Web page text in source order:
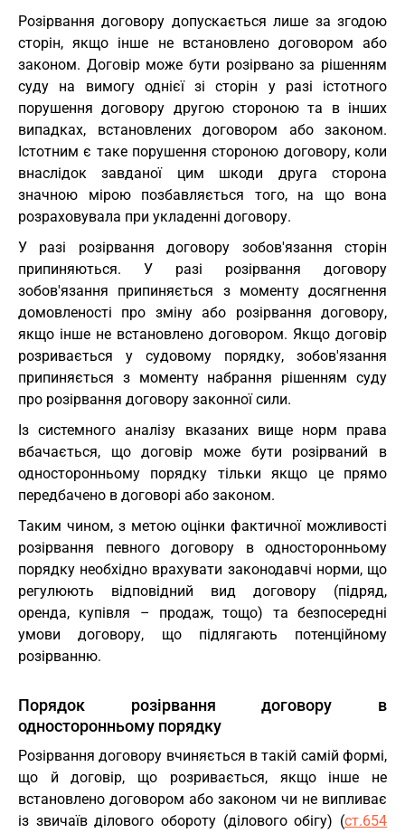
Розірвання договору допускається лише за згодою
сторін, якщо інше не встановлено договором або
законом. Договір може бути розірвано за рішенням
суду на вимогу однієї зі сторін у разі істотного
порушення договору другою стороною та в інших
випадках, встановлених договором або законом.
Істотним є таке порушення стороною договору, коли
внаслідок завданої цим шкоди друга сторона
значною мірою позбавляється того, на що вона
розраховувала при укладенні договору.
У разі розірвання договору зобов'язання сторін
припиняються. У разі розірвання договору
зобов'язання припиняється з моменту досягнення
домовленості про зміну або розірвання договору,
якщо інше не встановлено договором. Якщо договір
розривається у судовому порядку, зобов'язання
припиняється з моменту набрання рішенням суду
про розірвання договору законної сили.
Із системного аналізу вказаних вище норм права
вбачається, що договір може бути розірваний в
односторонньому порядку тільки якщо це прямо
передбачено в договорі або законом.
Таким чином, з метою оцінки фактичної можливості
розірвання певного договору в односторонньому
порядку необхідно врахувати законодавчі норми, що
регулюють відповідний вид договору (підряд,
оренда, купівля – продаж, тощо) та безпосередні
умови договору, що підлягають потенційному
розірванню.
Порядок розірвання договору в
односторонньому порядку
Розірвання договору вчиняється в такій самій формі,
що й договір, що розривається, якщо інше не
встановлено договором або законом чи не випливає
із звичаїв ділового обороту (ділового обігу) (ст.654